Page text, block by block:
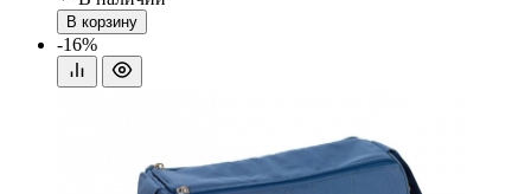
В корзину
-16%